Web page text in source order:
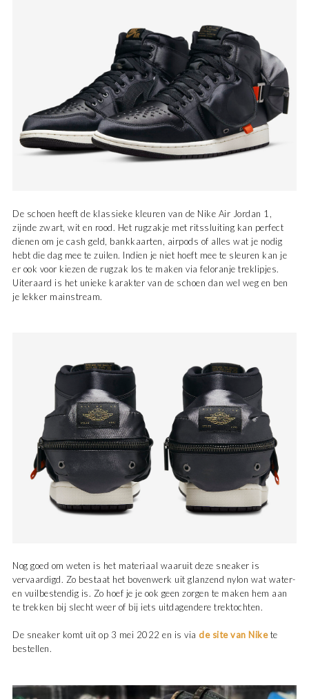
De schoen heeft de klassieke kleuren van de Nike Air Jordan 1,
zijnde zwart, wit en rood. Het rugzakje met ritssluiting kan perfect
dienen om je cash geld, bankkaarten, airpods of alles wat je nodig
hebt die dag mee te zuilen. Indien je niet hoeft mee te sleuren kan je
er ook voor kiezen de rugzak los te maken via feloranje treklipjes.
Uiteraard is het unieke karakter van de schoen dan wel weg en ben
je lekker mainstream.
Nog goed om weten is het materiaal waaruit deze sneaker is
vervaardigd. Zo bestaat het bovenwerk uit glanzend nylon wat water-
en vuilbestendig is. Zo hoef je je ook geen zorgen te maken hem aan
te trekken bij slecht weer of bij iets uitdagendere trektochten.
De sneaker komt uit op 3 mei 2022 en is via de site van Nikete
bestellen.